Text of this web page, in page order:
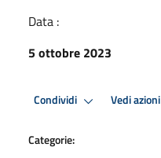
Data :
5 ottobre 2023
Condividi Vedi azioni
Categorie: